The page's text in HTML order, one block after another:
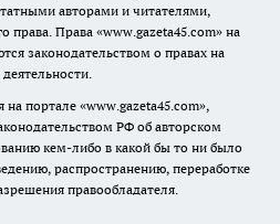
авторами и читателями,
права. Права «www.gazeta45.com» на
законодательством о правах на
портале «www.gazeta45.com»,
РФ об авторском
кем-либо в какой бы то ни было
распространению, переработке
правообладателя.